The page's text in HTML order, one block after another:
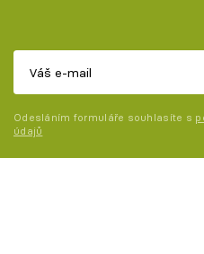
Odesláním formuláře souhlasíte s
údajů